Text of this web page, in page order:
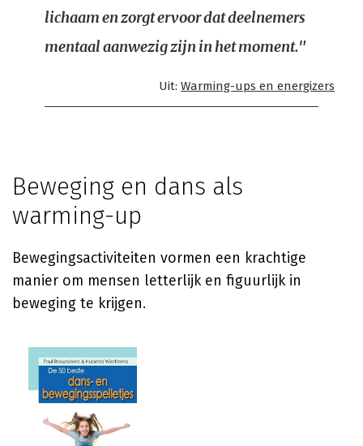
lichaam en zorgt ervoor dat deelnemers
mentaal aanwezig zijn in het moment."
Uit: Warming-ups en energizers
Beweging en dans als
warming-up
Bewegingsactiviteiten vormen een krachtige
manier om mensen letterlijk en figuurlijk in
beweging te krijgen.